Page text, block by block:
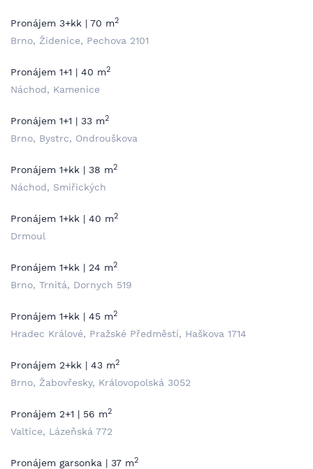
Pronájem 3+kk | 70 m2
Brno, Židenice, Pechova 2101
Pronájem 1+1 | 40 m2
Náchod, Kamenice
Pronájem 1+1 | 33 m2
Brno, Bystrc, Ondrouškova
Pronájem 1+kk | 38 m2
Náchod, Smiřických
Pronájem 1+kk | 40 m2
Drmoul
Pronájem 1+kk | 24 m2
Brno, Trnitá, Dornych 519
Pronájem 1+kk | 45 m2
Hradec Králové, Pražské Předměstí, Haškova 1714
Pronájem 2+kk | 43 m2
Brno, Žabovřesky, Královopolská 3052
Pronájem 2+1 | 56 m2
Valtice, Lázeňská 772
Pronájem garsonka | 37 m2